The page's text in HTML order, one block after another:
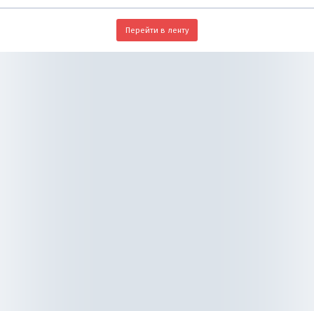
Перейти в ленту